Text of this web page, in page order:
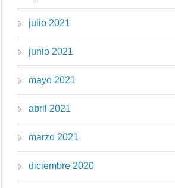
julio 2021
junio 2021
mayo 2021
abril 2021
marzo 2021
diciembre 2020